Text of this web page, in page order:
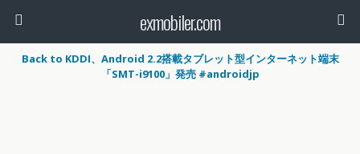
exmobiler.com
Back to KDDI、Android 2.2搭載タブレット型インターネット端末
「SMT-i9100」発売 #androidjp